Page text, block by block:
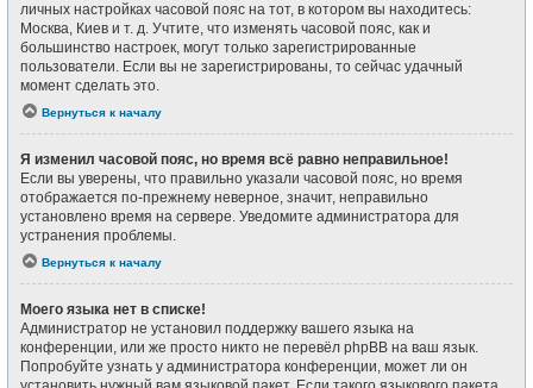
личных настройках часовой пояс на тот, в котором вы находитесь:
Москва, Киев и т. д. Учтите, что изменять часовой пояс, как и
большинство настроек, могут только зарегистрированные
пользователи. Если вы не зарегистрированы, то сейчас удачный
момент сделать это.
Вернуться к началу
Я изменил часовой пояс, но время всё равно неправильное!
Если вы уверены, что правильно указали часовой пояс, но время
отображается по-прежнему неверное, значит, неправильно
установлено время на сервере. Уведомите администратора для
устранения проблемы.
Вернуться к началу
Моего языка нет в списке!
Администратор не установил поддержку вашего языка на
конференции, или же просто никто не перевёл phpBB на ваш язык.
Попробуйте узнать у администратора конференции, может ли он